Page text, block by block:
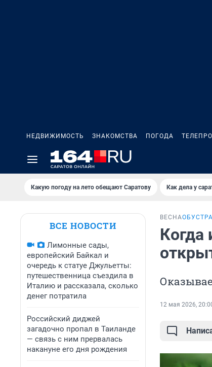
НЕДВИЖИМОСТЬ ЗНАКОМСТВА ПОГОДА
Какую погоду на лето обещают Саратову Как дела у
ВСЕ НОВОСТИ
Лимонные сады,
европейский Байкал и
очередь к статуе Джульетты:
путешественница съездила в
Италию и рассказала, сколько
денег потратила
Российский диджей
загадочно пропал в Таиланде
— связь с ним прервалась
накануне его дня рождения
ВЕСНА
Когда
12 мая 2026,